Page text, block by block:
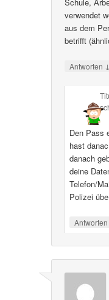
verwendet
aus dem
betrifft
Antworten ↓
Den Pass
hast
danach
deine
Telefon/
Polizei
Antworten